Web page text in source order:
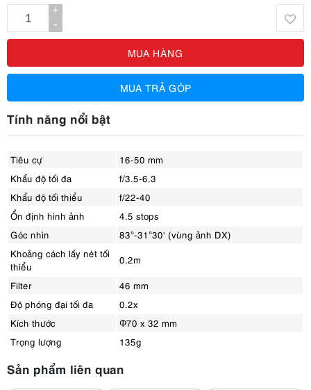
+
-
MUA HÀNG
MUA TRẢ GÓP
Tính năng nổi bật
Tiêu cự
16-50 mm
Khẩu độ tối đa
f/3.5-6.3
Khẩu độ tối thiểu
f/22-40
Ổn định hình ảnh
4.5 stops
Góc nhìn
83°-31°30' (vùng ảnh DX)
Khoảng cách lấy nét tối
thiểu
0.2m
Filter
46 mm
Độ phóng đại tối đa
0.2x
Kích thước
Φ70 x 32 mm
Trọng lượng
135g
Sản phẩm liên quan